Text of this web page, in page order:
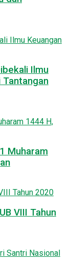
Ilmu
Tantangan
Muharam
VIII Tahun